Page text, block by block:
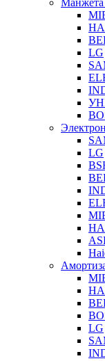
LG
LG
LG